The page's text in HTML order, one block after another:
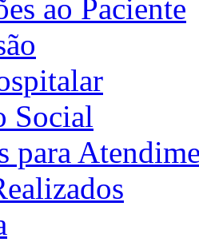
ao Paciente
Social
para